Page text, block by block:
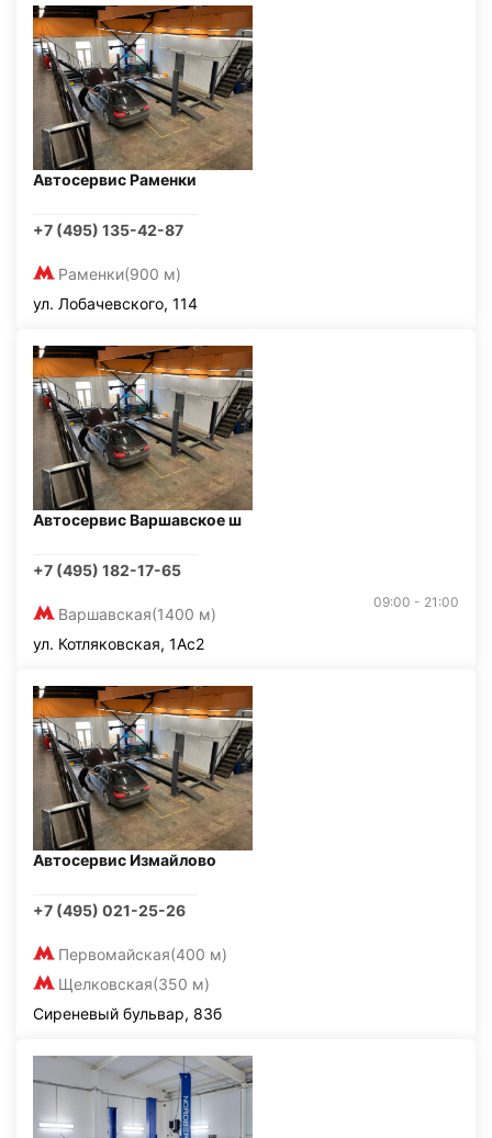
Автосервис Раменки
+7 (495) 135-42-87
Раменки(900 м)
ул. Лобачевского, 114
Автосервис Варшавское ш
+7 (495) 182-17-65
Варшавская(1400 м)
09:00 - 21:00
ул. Котляковская, 1Ас2
Автосервис Измайлово
+7 (495) 021-25-26
Первомайская(400 м)
Щелковская(350 м)
Сиреневый бульвар, 83б